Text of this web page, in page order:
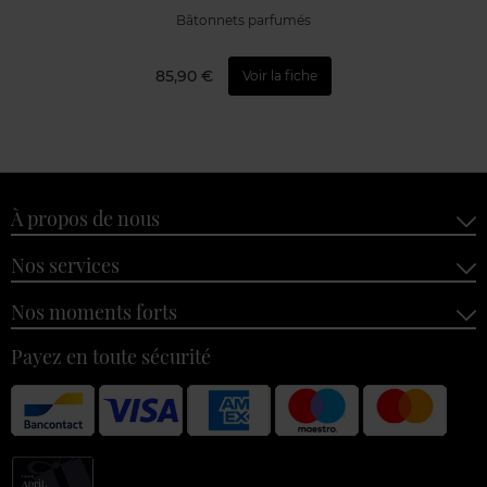
Bâtonnets parfumés
85,90 € Voir la fiche
À propos de nous
Nos services
Nos moments forts
Payez en toute sécurité